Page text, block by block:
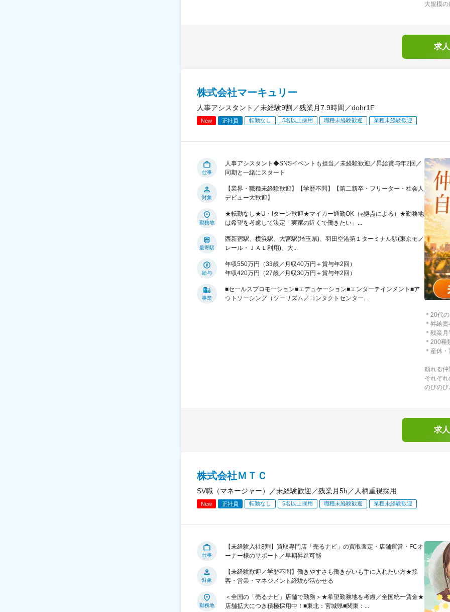
大規模
求
株式会社マーキュリー
人事アシスタント／未経験9割／残業月7.9時間／dohr1F
New 正社員 転勤なし 5名以上採用 職種未経験歓迎 業種未経験歓迎
仕事
人事アシスタント◆SNSイベントも担当／未経験歓迎／昇給賞与年2回／
同期と一緒にスタート
対象
【業界・職種未経験歓迎】【学歴不問】【第二新卒・フリーター・社会人
デビュー大歓迎】
勤務地
★転勤なし★U・Iターン歓迎★マイカー通勤OK（※拠点による）★勤務地
は希望を考慮して決定「実家の近くで働きたい」...
最寄駅
西新宿駅、横浜駅、大宮駅(埼玉県)、羽田空港第１ターミナル駅(東京モノ
レール・ＪＡＬ利用)、大...
給与
年収550万円（33歳／月収40万円＋賞与年2回）
年収420万円（27歳／月収30万円＋賞与年2回）
事業
■セールスプロモーション■エデュケーション■エンターテインメント■ア
ウトソーシング（ツーリズム／コンタクトセンター...
＊20代
＊昇給
＊残業
＊200種
＊産休
頼れる仲
それぞ
のびのび
求
株式会社ＭＴＣ
SV職（マネージャー）／未経験歓迎／残業月5h／人柄重視採用
New 正社員 転勤なし 5名以上採用 職種未経験歓迎 業種未経験歓迎
仕事
【未経験入社8割】買取専門店「売るナビ」の買取査定・店舗運営・FCオ
ーナー様のサポート／早期昇進可能
対象
【未経験歓迎／学歴不問】働きやすさも働きがいも手に入れたい方★接
客・営業・マネジメント経験が活かせる
勤務地
＜全国の「売るナビ」店舗で勤務＞★希望勤務地を考慮／全国統一賃金★
店舗拡大につき積極採用中！■東北：宮城県■関東：...